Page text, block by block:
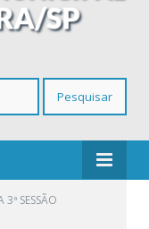
3ª SESSÃO